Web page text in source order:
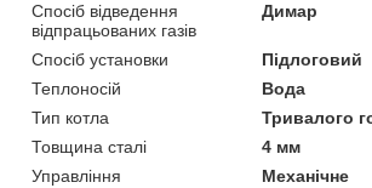
Спосіб відведення
відпрацьованих газів
Димар
Спосіб установки
Підлоговий
Теплоносій
Вода
Тип котла
Тривалого
Товщина сталі
4 мм
Управління
Механічне